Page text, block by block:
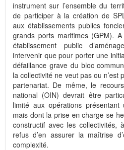
instrument sur l’ensemble du
de participer à la création de
aux établissements publics
grands ports maritimes (GPM).
établissement public
intervenir que pour porter une
défaillance grave du bloc
la collectivité ne veut pas ou n’est
partenariat. De même, le
national (OIN) devrait être
limité aux opérations
mais dont la prise en charge se
constructif avec les
refus d’en assurer la maîtrise
complexité.